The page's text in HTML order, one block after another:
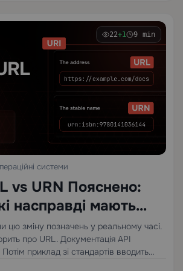
22+1 9 min
системи
vs URN Пояснено:
насправді мають
цю зміну позначень у реальному часі.
про URL. Документація API
приклад зі стандартів вводить